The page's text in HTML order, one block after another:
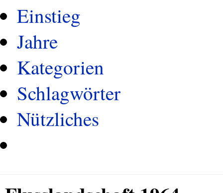
Einstieg
Jahre
Kategorien
Schlagwörter
Nützliches